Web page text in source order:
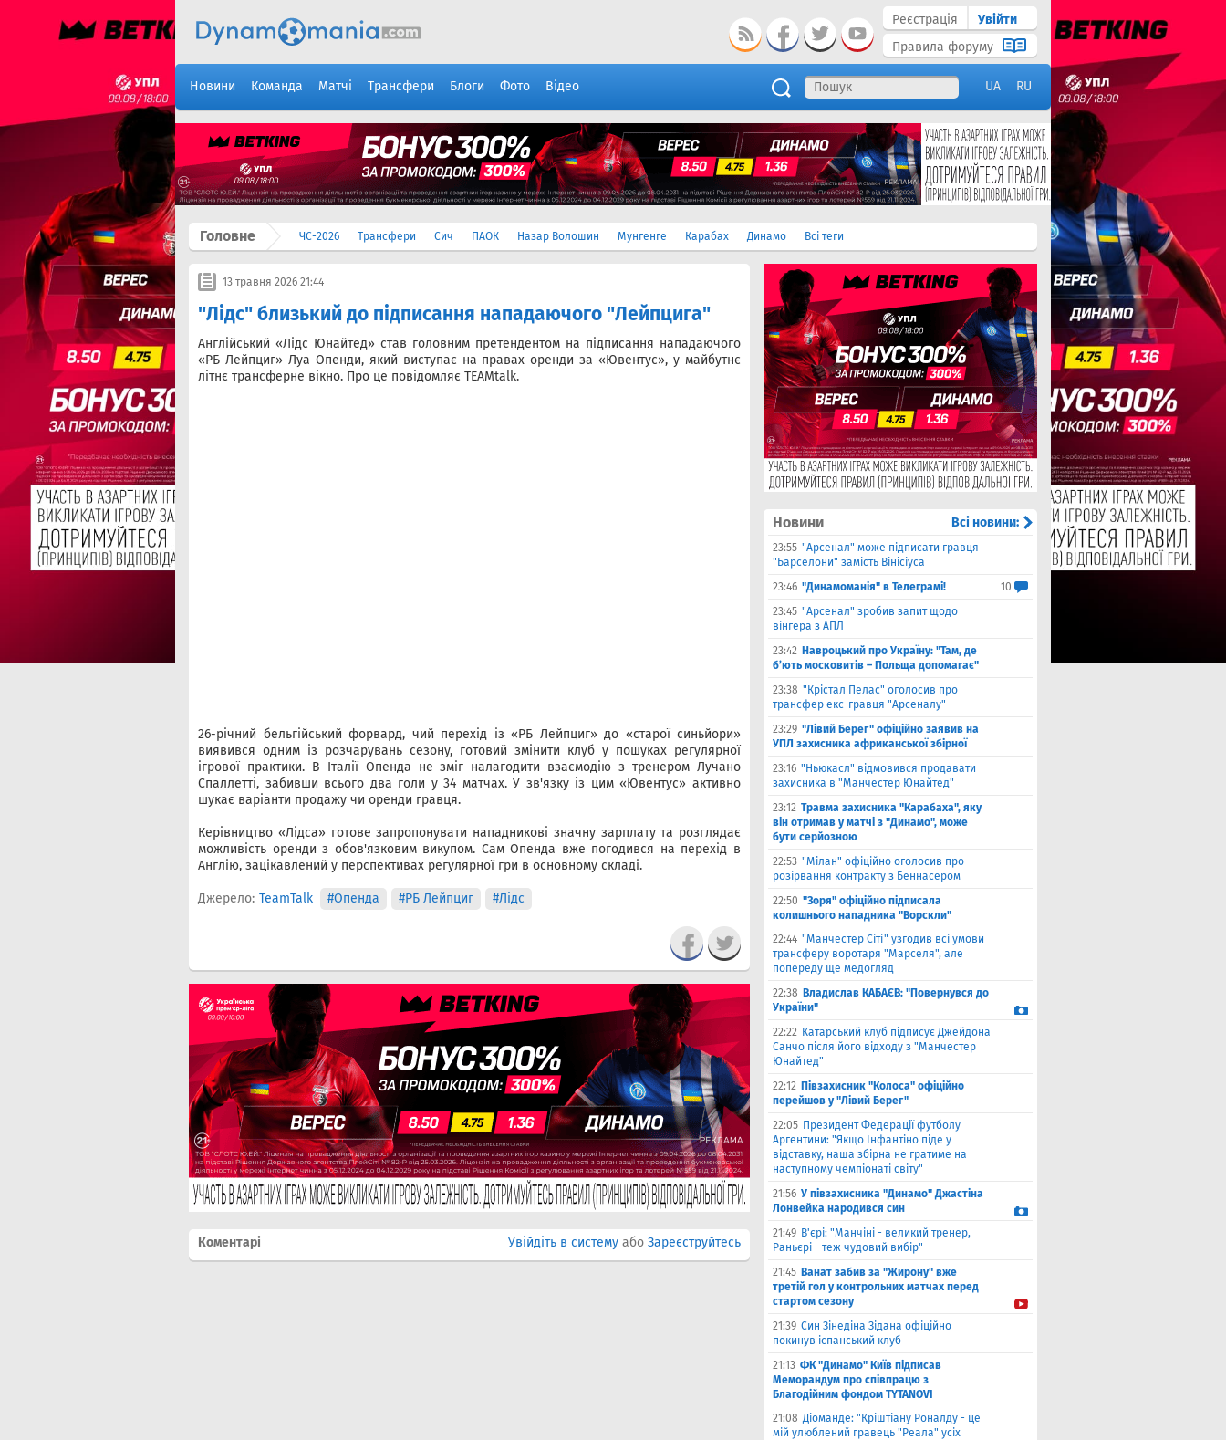
Реєстрація
Увійти
Правила форуму
Новини Команда Матчі Трансфери Блоги Фото Відео UA RU
Головне ЧС-2026 Трансфери Сич ПАОК Назар Волошин Мунгенге Карабах Динамо Всі теги
13 травня 2026 21:44
"Лідс" близький до підписання нападаючого "Лейпцига"
Англійський «Лідс Юнайтед» став головним претендентом на підписання нападаючого
«РБ Лейпциг» Луа Опенди, який виступає на правах оренди за «Ювентус», у майбутнє
літнє трансферне вікно. Про це повідомляє TEAMtalk.
26-річний бельгійський форвард, чий перехід із «РБ Лейпциг» до «старої синьйори»
виявився одним із розчарувань сезону, готовий змінити клуб у пошуках регулярної
ігрової практики. В Італії Опенда не зміг налагодити взаємодію з тренером Лучано
Спаллетті, забивши всього два голи у 34 матчах. У зв'язку із цим «Ювентус» активно
шукає варіанти продажу чи оренди гравця.
Керівництво «Лідса» готове запропонувати нападникові значну зарплату та розглядає
можливість оренди з обов'язковим викупом. Сам Опенда вже погодився на перехід в
Англію, зацікавлений у перспективах регулярної гри в основному складі.
Джерело: TeamTalk #Опенда #РБ Лейпциг #Лідс
Коментарі Увійдіть в систему або Зареєструйтесь
Новини Всі новини:
23:55 "Арсенал" може підписати гравця
"Барселони" замість Вінісіуса
23:46 "Динамоманія" в Телеграмі!
10
23:45 "Арсенал" зробив запит щодо
вінгера з АПЛ
23:42 Навроцький про Україну: "Там, де
б’ють московитів – Польща допомагає"
23:38 "Крістал Пелас" оголосив про
трансфер екс-гравця "Арсеналу"
23:29 "Лівий Берег" офіційно заявив на
УПЛ захисника африканської збірної
23:16 "Ньюкасл" відмовився продавати
захисника в "Манчестер Юнайтед"
23:12 Травма захисника "Карабаха", яку
він отримав у матчі з "Динамо", може
бути серйозною
22:53 "Мілан" офіційно оголосив про
розірвання контракту з Беннасером
22:50 "Зоря" офіційно підписала
колишнього нападника "Ворскли"
22:44 "Манчестер Сіті" узгодив всі умови
трансферу воротаря "Марселя", але
попереду ще медогляд
22:38 Владислав КАБАЄВ: "Повернувся до
України"
22:22 Катарський клуб підписує Джейдона
Санчо після його відходу з "Манчестер
Юнайтед"
22:12 Півзахисник "Колоса" офіційно
перейшов у "Лівий Берег"
22:05 Президент Федерації футболу
Аргентини: "Якщо Інфантіно піде у
відставку, наша збірна не гратиме на
наступному чемпіонаті світу"
21:56 У півзахисника "Динамо" Джастіна
Лонвейка народився син
21:49 В'єрі: "Манчіні - великий тренер,
Раньєрі - теж чудовий вибір"
21:45 Ванат забив за "Жирону" вже
третій гол у контрольних матчах перед
стартом сезону
21:39 Син Зінедіна Зідана офіційно
покинув іспанський клуб
21:13 ФК "Динамо" Київ підписав
Меморандум про співпрацю з
Благодійним фондом TYTANOVI
21:08 Діоманде: "Кріштіану Роналду - це
мій улюблений гравець "Реала" усіх